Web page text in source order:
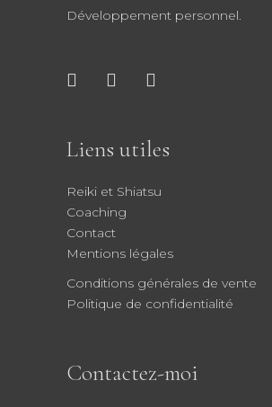
Développement personnel.
Liens utiles
Reiki et Shiatsu
Coaching
Contact
Mentions légales
Conditions générales de vente
Politique de confidentialité
Contactez-moi